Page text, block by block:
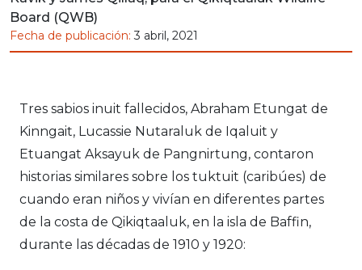
Board (QWB)
Fecha de publicación:3 abril, 2021
Tres sabios inuit fallecidos, Abraham Etungat de
Kinngait, Lucassie Nutaraluk de Iqaluit y
Etuangat Aksayuk de Pangnirtung, contaron
historias similares sobre los tuktuit (caribúes) de
cuando eran niños y vivían en diferentes partes
de la costa de Qikiqtaaluk, en la isla de Baffin,
durante las décadas de 1910 y 1920: